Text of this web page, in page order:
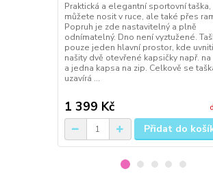
Praktická a elegantní sportovní taška,
můžete nosit v ruce, ale také přes
Popruh je zde nastavitelný a plně
odnímatelný. Dno není vyztužené.
pouze jeden hlavní prostor, kde
našity dvě otevřené kapsičky např.
a jedna kapsa na zip. Celkově se
uzavírá ...
1 399 Kč
Přidat do